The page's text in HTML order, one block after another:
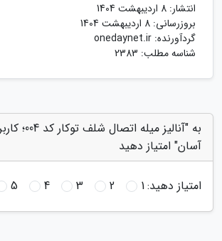
انتشار: 8 اردیبهشت 1404
بروزرسانی: 8 اردیبهشت 1404
گردآورنده: onedaynet.ir
شناسه مطلب: 2383
به "آنالیز میله
آسان" امتیاز دهید
امتیاز دهید:1
2
3
4
5